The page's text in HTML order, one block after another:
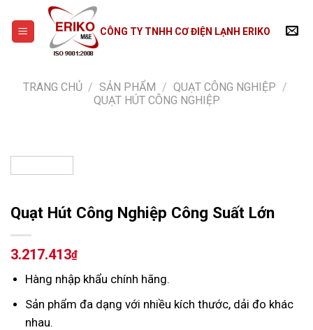
content
CÔNG TY TNHH CƠ ĐIỆN LẠNH ERIKO
TRANG CHỦ / SẢN PHẨM / QUẠT CÔNG NGHIỆP /
QUẠT HÚT CÔNG NGHIỆP
Quạt Hút Công Nghiệp Công Suất Lớn
3.217.413₫
Hàng nhập khẩu chính hãng.
Sản phẩm đa dạng với nhiều kích thước, dải đo khác
nhau.